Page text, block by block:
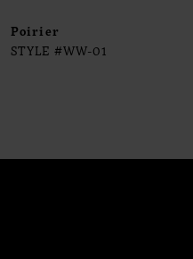
9
10
13
Poirier
STYLE #WW-01